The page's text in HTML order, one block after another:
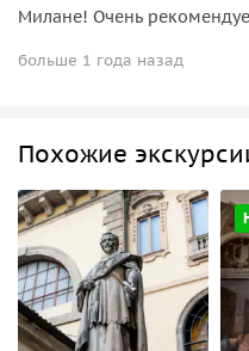
Милане! Очень
больше 1 года назад
Похожие